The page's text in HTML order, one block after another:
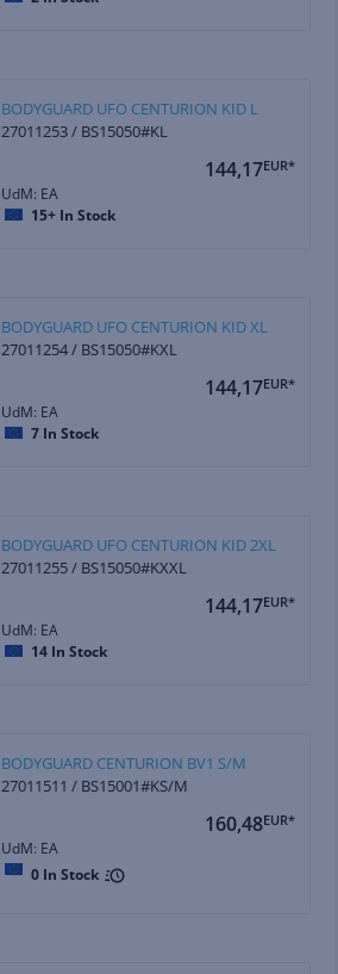
BODYGUARD UFO CENTURION KID L
27011253 / BS15050#KL
144,17EUR*
UdM: EA
15+ In Stock
BODYGUARD UFO CENTURION KID XL
27011254 / BS15050#KXL
144,17EUR*
UdM: EA
7 In Stock
BODYGUARD UFO CENTURION KID 2XL
27011255 / BS15050#KXXL
144,17EUR*
UdM: EA
14 In Stock
BODYGUARD CENTURION BV1 S/M
27011511 / BS15001#KS/M
160,48EUR*
UdM: EA
0 In Stock